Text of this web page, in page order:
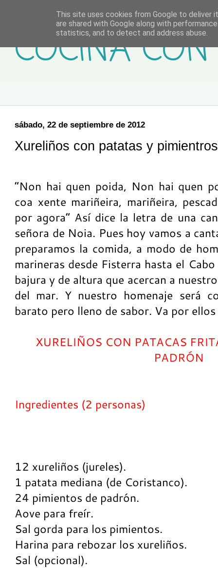
COCINA
sábado, 22 de septiembre de 2012
Xureliños con patatas y
“Non hai quen poida, Non hai quen
coa xente mariñeira, mariñeira,
por agora” Así dice la letra de una
señora de Noia. Pues hoy vamos a
preparamos la comida, a modo de
marineras desde Fisterra hasta el
bajura y de altura que acercan a
del mar. Y nuestro homenaje será
barato pero lleno de sabor. Va por
XURELIÑOS CON PATACAS
PADRÓN
Ingredientes (2 personas)
12 xureliños (jureles).
1 patata mediana (de Coristanco).
24 pimientos de padrón.
Aove para freír.
Sal gorda para los pimientos.
Harina para rebozar los xureliños.
Sal (opcional).
This site uses cookies from Google to deliver
are shared with Google along with
statistics, and to detect and address abuse.